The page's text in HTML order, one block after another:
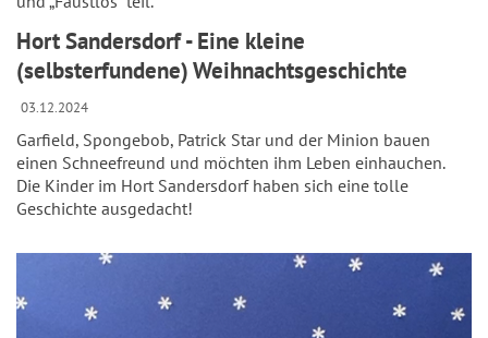
Hort Sandersdorf - Eine kleine
(selbsterfundene) Weihnachtsgeschichte
03.12.2024
Garfield, Spongebob, Patrick Star und der Minion bauen
einen Schneefreund und möchten ihm Leben einhauchen.
Die Kinder im Hort Sandersdorf haben sich eine tolle
Geschichte ausgedacht!